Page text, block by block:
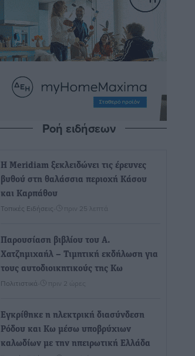
Ροή ειδήσεων
Η Meridiam ξεκλειδώνει τις έρευνες
βυθού στη θαλάσσια περιοχή Κάσου
και Καρπάθου
Τοπικές Ειδήσεις πριν 25 λεπτά
Παρουσίαση βιβλίου του Α.
Χατζημιχαήλ – Τιμητική εκδήλωση για
τους αυτοδιοικητικούς της Κω
Πολιτιστικά πριν 2 ώρες
Εγκρίθηκε η ηλεκτρική διασύνδεση
Ρόδου και Κω μέσω υποβρύχιων
καλωδίων με την ηπειρωτική Ελλάδα